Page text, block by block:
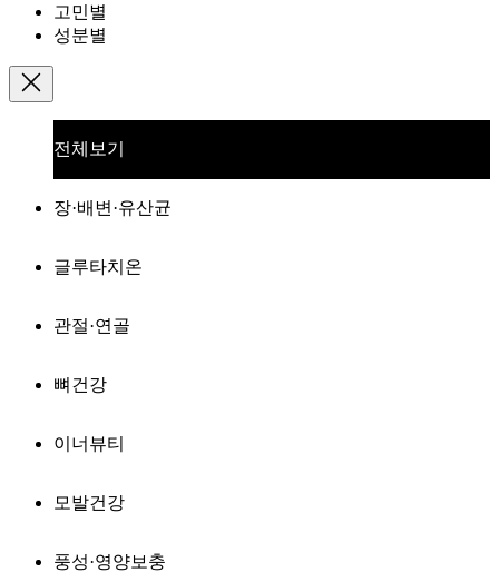
고민별
성분별
전체보기
장·배변·유산균
글루타치온
관절·연골
뼈건강
이너뷰티
모발건강
풍성·영양보충